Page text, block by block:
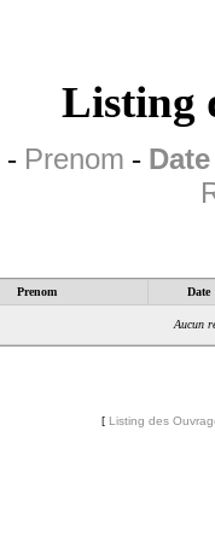
Listing
- Prenom -
Prenom Date
Aucun
[ Listing des